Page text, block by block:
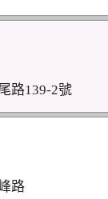
路139-2號
路